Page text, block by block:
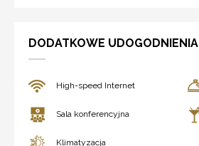
DODATKOWE UDOGODNIENIA
High-speed Internet
Sala konferencyjna
Klimatyzacja